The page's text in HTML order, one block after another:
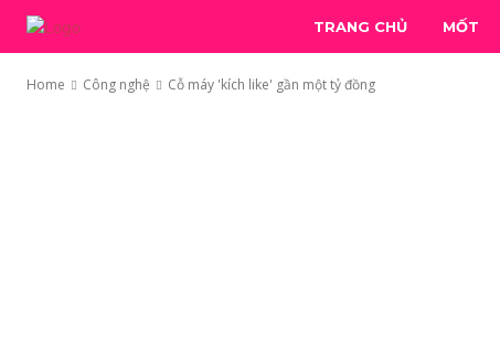
TRANG CHỦ MỐT
Home Công nghệ Cỗ máy 'kích like' gần một tỷ đồng